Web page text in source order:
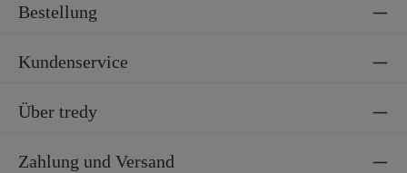
Bestellung
Kundenservice
Über tredy
Zahlung und Versand